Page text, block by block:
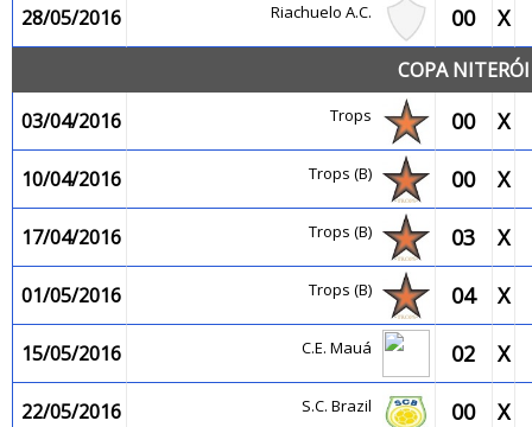
28/05/2016 Riachuelo A.C. 00 X
COPA
03/04/2016
Trops 00 X
10/04/2016 Trops (B) 00 X
17/04/2016 Trops (B) 03 X
01/05/2016 Trops (B) 04 X
15/05/2016 C.E. Mauá 02 X
22/05/2016 S.C. Brazil 00 X